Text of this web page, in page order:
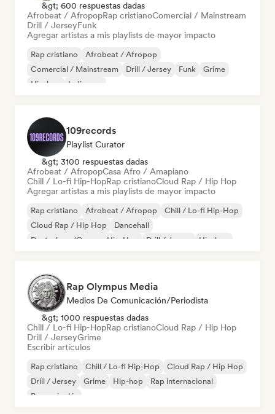
&gt; 600 respuestas dadas
Afrobeat / AfropopRap cristianoComercial / Mainstream
Drill / JerseyFunk
Agregar artistas a mis playlists de mayor impacto
Rap cristiano
Afrobeat / Afropop
Comercial / Mainstream
Drill / Jersey Funk
Grime
Hip-hop
Indie pop
109records
Playlist Curator
&gt; 3100 respuestas dadas
Afrobeat / AfropopCasa Afro / Amapiano
Chill / Lo-fi Hip-HopRap cristianoCloud Rap / Hip Hop
Agregar artistas a mis playlists de mayor impacto
Rap cristiano Afrobeat / Afropop
Chill / Lo-fi Hip-Hop
Cloud Rap / Hip Hop
Dancehall
Deutschrap/German Hip-Hop
Drill / Jersey Hip-hop
Rap Olympus Media
Medios De Comunicación/Periodista
&gt; 1000 respuestas dadas
Chill / Lo-fi Hip-HopRap cristianoCloud Rap / Hip Hop
Drill / JerseyGrime
Escribir artículos
Rap cristiano Chill / Lo-fi Hip-Hop
Cloud Rap / Hip Hop
Drill / Jersey
Grime Hip-hop
Rap internacional
Rap en inglés